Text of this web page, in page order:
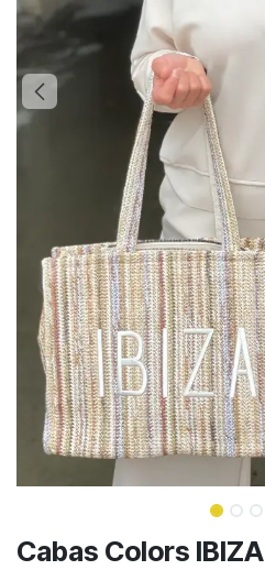
Cabas Colors IBIZA